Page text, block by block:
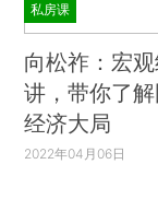
私房课
向松祚：宏
讲，带你了
经济大局
2022年04月06日